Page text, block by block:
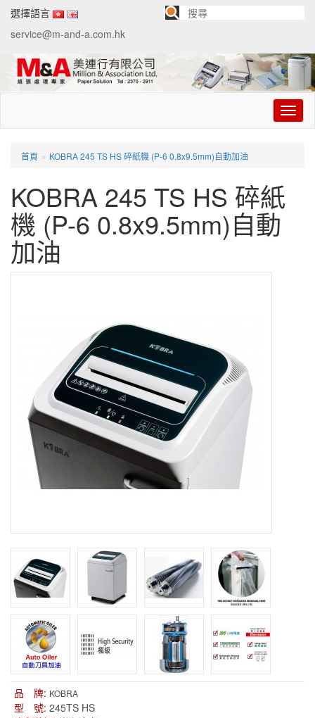
選擇語言
service@m-and-a.com.hk
切
换
首頁 » KOBRA 245 TS HS 碎紙機 (P-6 0.8x9.5mm)自動加油
KOBRA 245 TS HS 碎紙
機 (P-6 0.8x9.5mm)自動
加油
品 牌: KOBRA
型 號: 245TS HS